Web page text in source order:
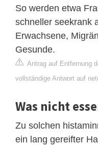
So werden etwa
schneller seekrank
Erwachsene,
Gesunde.
Antrag auf Entfernung
vollständige Antwort auf
Was nicht
Zu solchen
ein lang gereifter